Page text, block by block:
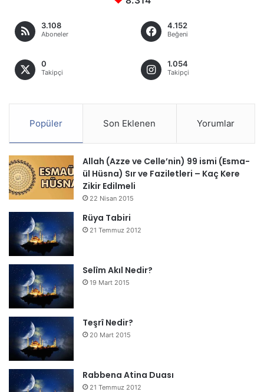
3.108
Aboneler
4.152
Beğeni
0
Takipçi
1.054
Takipçi
Popüler Son Eklenen Yorumlar
Allah (Azze ve Celle’nin) 99 ismi (Esma-
ül Hüsna) Sır ve Faziletleri – Kaç Kere
Zikir Edilmeli
22 Nisan 2015
Rüya Tabiri
21 Temmuz 2012
Selîm Akıl Nedir?
19 Mart 2015
Teşrî Nedir?
20 Mart 2015
Rabbena Atina Duası
21 Temmuz 2012